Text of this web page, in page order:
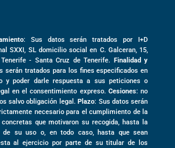
: Sus datos serán tratados por I+D
SXXI, SL domicilio social en C. Galceran, 15,
- Santa Cruz de Tenerife. Finalidad y
serán tratados para los fines especificados en
y poder darle respuesta a sus peticiones o
en el consentimiento expreso. Cesiones: no
salvo obligación legal.Plazo: Sus datos serán
necesario para el cumplimiento de la
que motivaron su recogida, hasta la
de su uso o, en todo caso, hasta que sean
al ejercicio por parte de su titular de los